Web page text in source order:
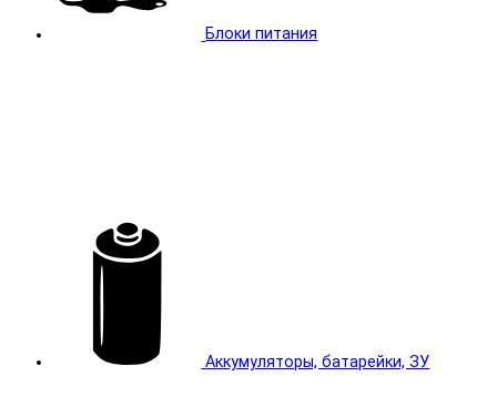
Блоки питания
Аккумуляторы, батарейки, ЗУ